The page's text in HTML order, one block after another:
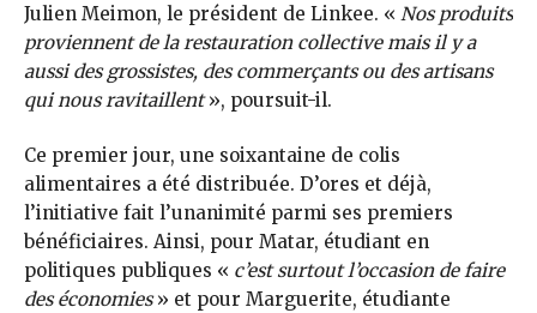
Julien Meimon, le président de Linkee. « Nos produits
proviennent de la restauration collective mais il y a
aussi des grossistes, des commerçants ou des artisans
qui nous ravitaillent», poursuit-il.
Ce premier jour, une soixantaine de colis
alimentaires a été distribuée. D’ores et déjà,
l’initiative fait l’unanimité parmi ses premiers
bénéficiaires. Ainsi, pour Matar, étudiant en
politiques publiques « c’est surtout l’occasion de faire
des économies» et pour Marguerite, étudiante